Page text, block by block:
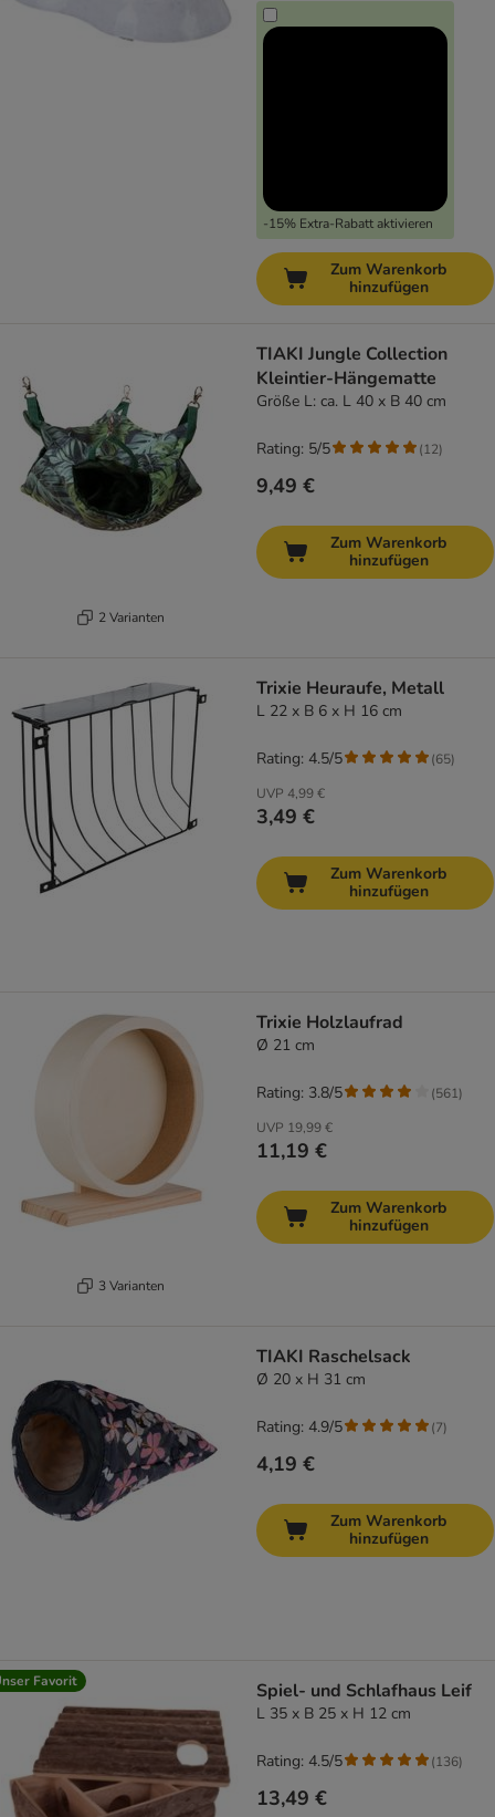
-15% Extra-Rabatt aktivieren
Zum Warenkorb
hinzufügen
2 Varianten
TIAKI Jungle Collection
Kleintier-Hängematte
Größe L: ca. L 40 x B 40 cm
9,49 €
Rating: 5/5 (12)
Zum Warenkorb
hinzufügen
Trixie Heuraufe, Metall
L 22 x B 6 x H 16 cm
UVP 4,99 €
3,49 €
Rating: 4.5/5 (65)
Zum Warenkorb
hinzufügen
3 Varianten
Trixie Holzlaufrad
Ø 21 cm
UVP 19,99 €
11,19 €
Rating: 3.8/5 (561)
Zum Warenkorb
hinzufügen
TIAKI Raschelsack
Ø 20 x H 31 cm
4,19 €
Rating: 4.9/5 (7)
Zum Warenkorb
hinzufügen
Favorit Spiel- und Schlafhaus Leif
L 35 x B 25 x H 12 cm
13,49 €
Rating: 4.5/5 (136)